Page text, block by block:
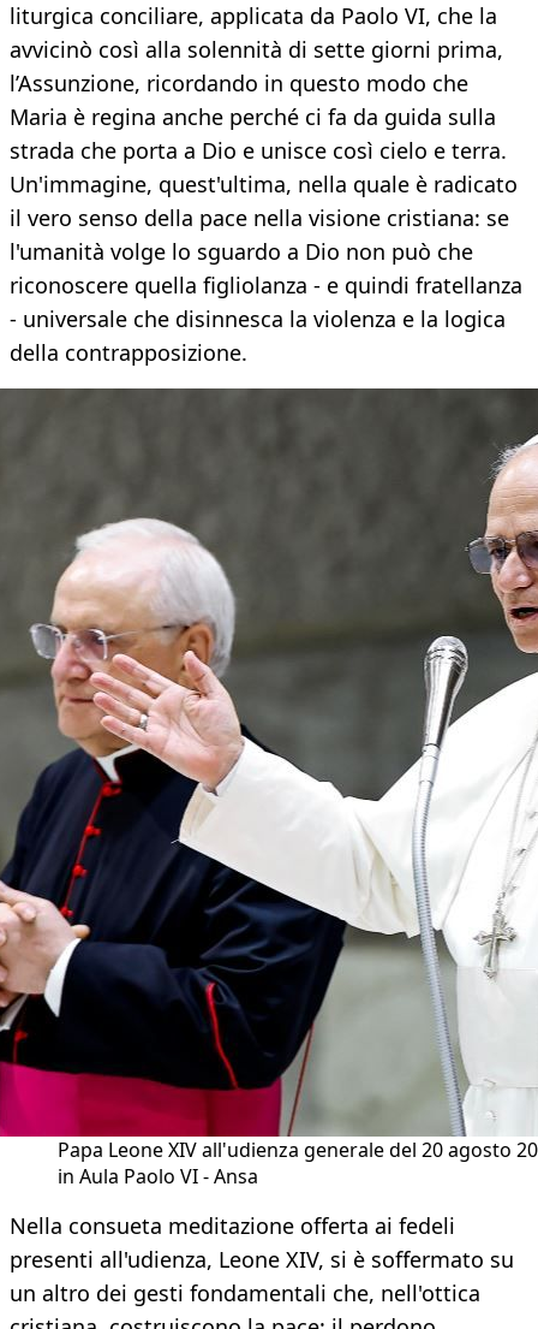
liturgica conciliare, applicata da Paolo VI, che la
avvicinò così alla solennità di sette giorni prima,
l’Assunzione, ricordando in questo modo che
Maria è regina anche perché ci fa da guida sulla
strada che porta a Dio e unisce così cielo e terra.
Un'immagine, quest'ultima, nella quale è radicato
il vero senso della pace nella visione cristiana: se
l'umanità volge lo sguardo a Dio non può che
riconoscere quella figliolanza - e quindi fratellanza
- universale che disinnesca la violenza e la logica
della contrapposizione.
Papa Leone XIV all'udienza generale del 20 agosto
in Aula Paolo VI - Ansa
Nella consueta meditazione offerta ai fedeli
presenti all'udienza, Leone XIV, si è soffermato su
un altro dei gesti fondamentali che, nell'ottica